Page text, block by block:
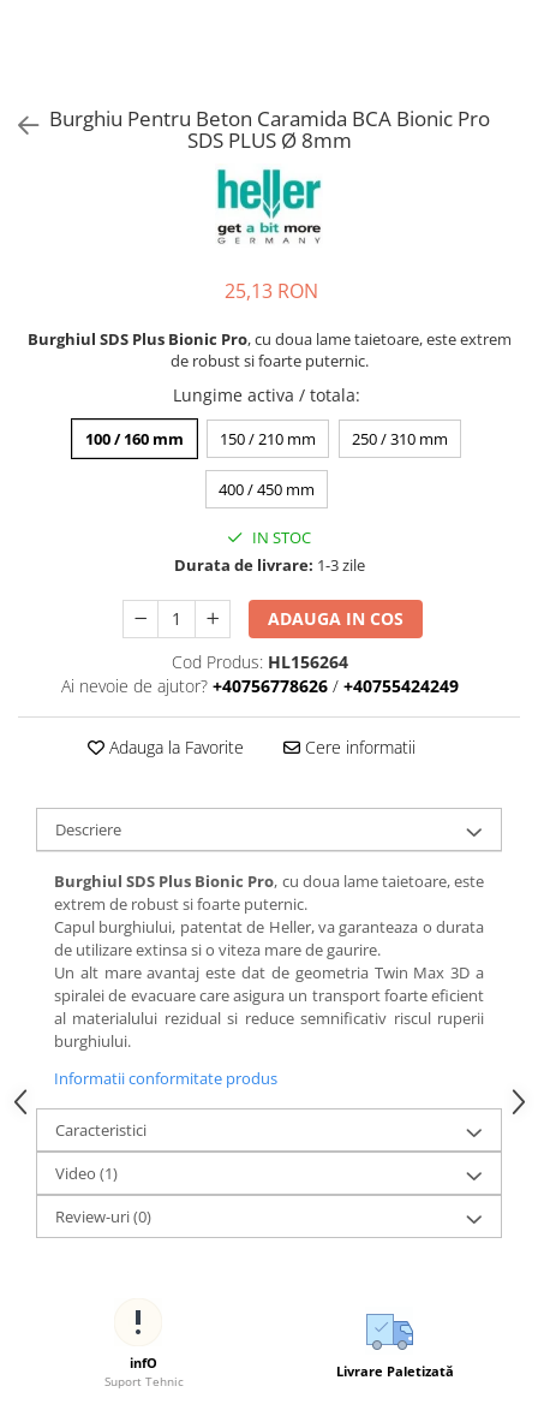
Burghiu Pentru Beton Caramida BCA Bionic Pro
SDS PLUS Ø 8mm
25,13 RON
Burghiul SDS Plus Bionic Pro, cu doua lame taietoare, este extrem
de robust si foarte puternic.
Lungime activa / totala:
100 / 160 mm 150 / 210 mm 250 / 310 mm
400 / 450 mm
IN STOC
Durata de livrare: 1-3 zile
ADAUGA IN COS
Cod Produs: HL156264
Ai nevoie de ajutor? +40756778626 / +40755424249
Adauga la Favorite Cere informatii
Descriere
Burghiul SDS Plus Bionic Pro, cu doua lame taietoare, este
extrem de robust si foarte puternic.
Capul burghiului, patentat de Heller, va garanteaza o durata
de utilizare extinsa si o viteza mare de gaurire.
Un alt mare avantaj este dat de geometria Twin Max 3D a
spiralei de evacuare care asigura un transport foarte eficient
al materialului rezidual si reduce semnificativ riscul ruperii
burghiului.
Informatii conformitate produs
Caracteristici
Video (1)
Review-uri(0)
infO
Suport Tehnic
Livrare Paletizată